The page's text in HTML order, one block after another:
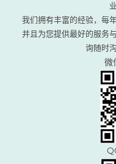
我们拥有丰富的经验，每
并且为您提供最好的服务
询随时
微